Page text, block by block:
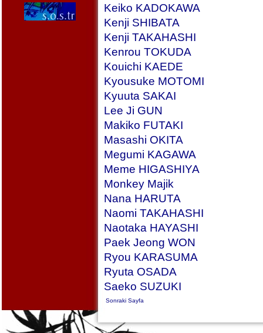
Keiko KADOKAWA
Kenji SHIBATA
Kenji TAKAHASHI
Kenrou TOKUDA
Kouichi KAEDE
Kyousuke MOTOMI
Kyuuta SAKAI
Lee Ji GUN
Makiko FUTAKI
Masashi OKITA
Megumi KAGAWA
Meme HIGASHIYA
Monkey Majik
Nana HARUTA
Naomi TAKAHASHI
Naotaka HAYASHI
Paek Jeong WON
Ryou KARASUMA
Ryuta OSADA
Saeko SUZUKI
Sonraki Sayfa